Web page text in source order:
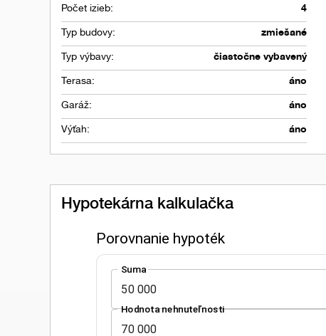
Počet izieb: 4
Typ budovy: zmiešané
Typ výbavy: čiastočne vybavený
Terasa: áno
Garáž: áno
Výťah: áno
Hypotekárna kalkulačka